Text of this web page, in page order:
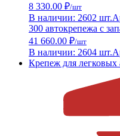
8 330.00 ₽/шт
В наличии: 2602 шт.
300 автокрепежа с
41 660.00 ₽/шт
В наличии: 2604 шт.
Крепеж для легковых